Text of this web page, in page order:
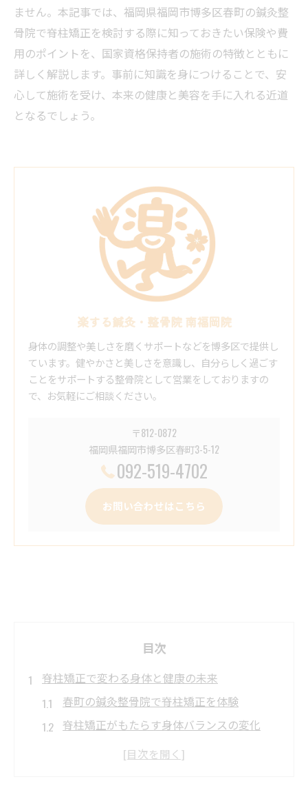
ません。本記事では、福岡県福岡市博多区春町の鍼灸整
骨院で脊柱矯正を検討する際に知っておきたい保険や費
用のポイントを、国家資格保持者の施術の特徴とともに
詳しく解説します。事前に知識を身につけることで、安
心して施術を受け、本来の健康と美容を手に入れる近道
となるでしょう。
楽する鍼灸・整骨院 南福岡院
身体の調整や美しさを磨くサポートなどを博多区で提供し
ています。健やかさと美しさを意識し、自分らしく過ごす
ことをサポートする整骨院として営業をしておりますの
で、お気軽にご相談ください。
〒812-0872
福岡県福岡市博多区春町3-5-12
092-519-4702
お問い合わせはこちら
目次
脊柱矯正で変わる身体と健康の未来
春町の鍼灸整骨院で脊柱矯正を体験
脊柱矯正がもたらす身体バランスの変化
鍼灸整骨院による健康維持の秘訣を徹底解